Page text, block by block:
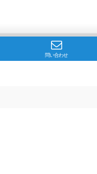
問い合わせ